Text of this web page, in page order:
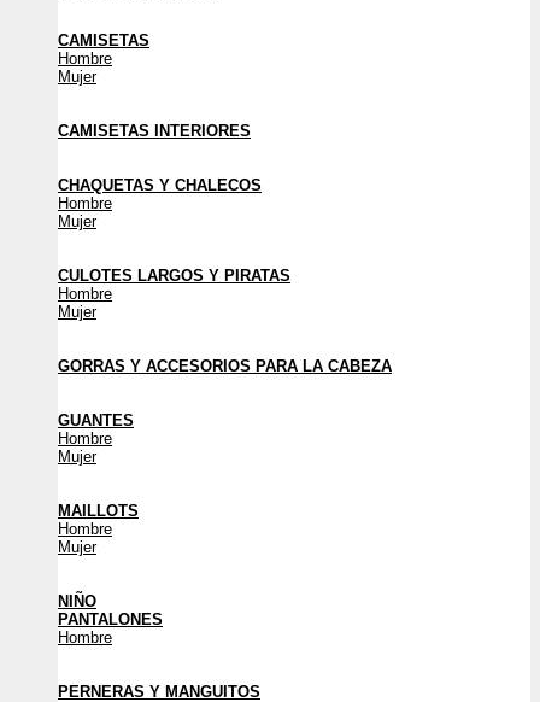
CAMISETAS
Hombre
Mujer
CAMISETAS INTERIORES
CHAQUETAS Y CHALECOS
Hombre
Mujer
CULOTES LARGOS Y PIRATAS
Hombre
Mujer
GORRAS Y ACCESORIOS PARA LA CABEZA
GUANTES
Hombre
Mujer
MAILLOTS
Hombre
Mujer
NIÑO
PANTALONES
Hombre
PERNERAS Y MANGUITOS